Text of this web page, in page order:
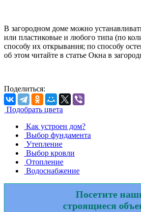
В загородном доме можно
или пластиковые и любого типа (по
способу их открывания; по способу
об этом читайте в статье Окна в
Поделиться:
Подобрать цвета
Как устроен дoм?
Выбор фундамента
Утепление
Выбор кровли
Отопление
Водоснабжение
Посетите
строящиеся